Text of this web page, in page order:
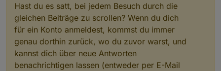
Hast du es satt, bei jedem Besuch durch die
gleichen Beiträge zu scrollen? Wenn du dich
für ein Konto anmeldest, kommst du immer
genau dorthin zurück, wo du zuvor warst, und
kannst dich über neue Antworten
benachrichtigen lassen (entweder per E-Mail